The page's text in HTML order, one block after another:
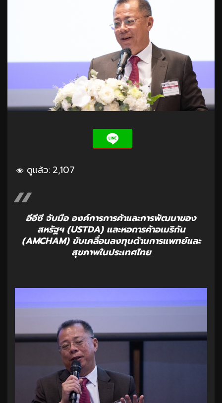
ดูแล้ว: 2,107
อีอีซี จับมือ องค์การการค้าและการพัฒนาของ
สหรัฐฯ (USTDA) และหอการค้าอเมริกัน
(AMCHAM) ขับเคลื่อนลงทุนด้านการแพทย์และ
สุขภาพในประเทศไทย